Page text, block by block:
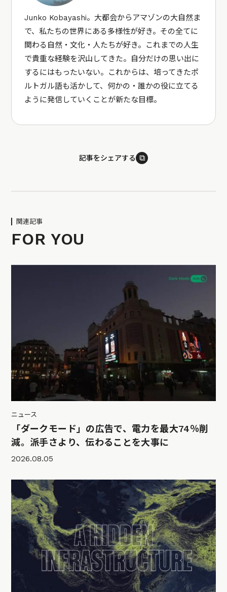
Junko Kobayashi。大都会からアマゾンの大自然ま
で、私たちの世界にある多様性が好き。その全てに
関わる自然・文化・人たちが好き。これまでの人生
で貴重な経験を沢山してきた。自分だけの思い出に
するにはもったいない。これからは、培ってきたポ
ルトガル語も活かして、何かの・誰かの役に立てる
ように発信していくことが新たな目標。
記事をシェアする ⧉
関連記事
FOR YOU
ニュース
「ダークモード」の広告で、電力を最大74％削
減。派手さより、伝わることを大事に
2026.08.05